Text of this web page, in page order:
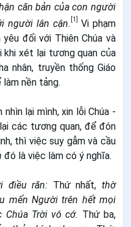
căn bản của con người
người lân cận. [1]
Vi phạm
đối với Thiên Chúa và
khi xét lại tương quan của
nhân, truyền thống Giáo
làm nền tảng.
lại mình, xin lỗi Chúa -
các tương quan, để đón
thì việc suy gẫm và cầu
đó là việc làm có ý nghĩa.
điều răn: Thứ nhất, thờ
mến Người trên hết mọi
Trời vô cớ. Thứ ba,